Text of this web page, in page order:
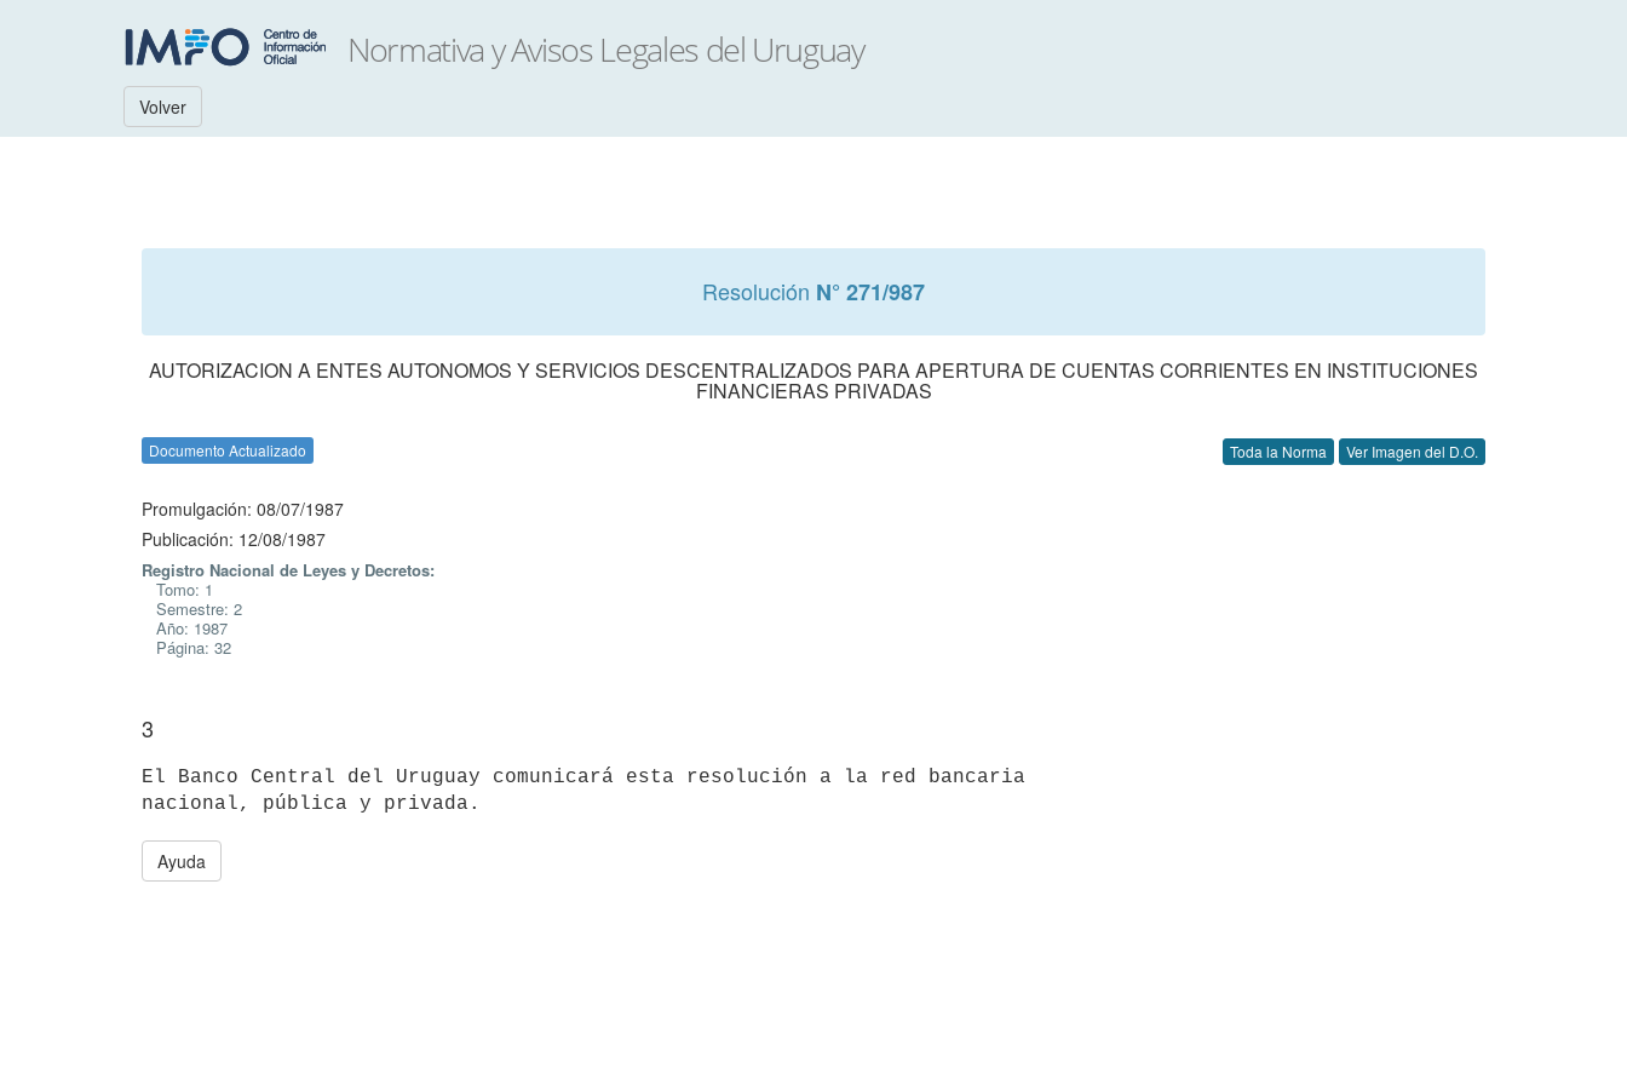
Volver
Resolución N° 271/987
AUTORIZACION A ENTES AUTONOMOS Y SERVICIOS DESCENTRALIZADOS PARA APERTURA DE CUENTAS CORRIENTES EN INSTITUCIONES
FINANCIERAS PRIVADAS
Documento Actualizado Toda la Norma Ver Imagen del D.O.
Promulgación: 08/07/1987
Publicación: 12/08/1987
Registro Nacional de Leyes y Decretos:
Tomo: 1
Semestre: 2
Año: 1987
Página: 32
3
El Banco Central del Uruguay comunicará esta resolución a la red bancaria
Ayuda